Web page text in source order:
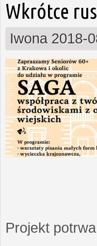
Wkrótce
Iwona 2018-
Projekt potrwa